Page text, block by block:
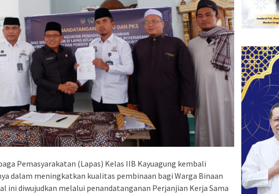
Pemasyarakatan (Lapas) Kelas IIB Kayuagung kembali
dalam meningkatkan kualitas pembinaan bagi Warga Binaan
ini diwujudkan melalui penandatanganan Perjanjian Kerja Sama